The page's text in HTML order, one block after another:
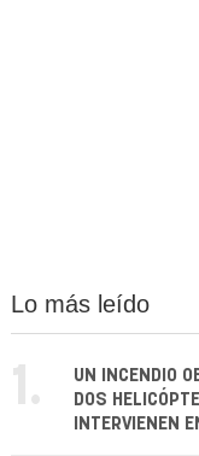
Lo más leído
1.
UN INCENDIO
DOS
INTERVIENEN